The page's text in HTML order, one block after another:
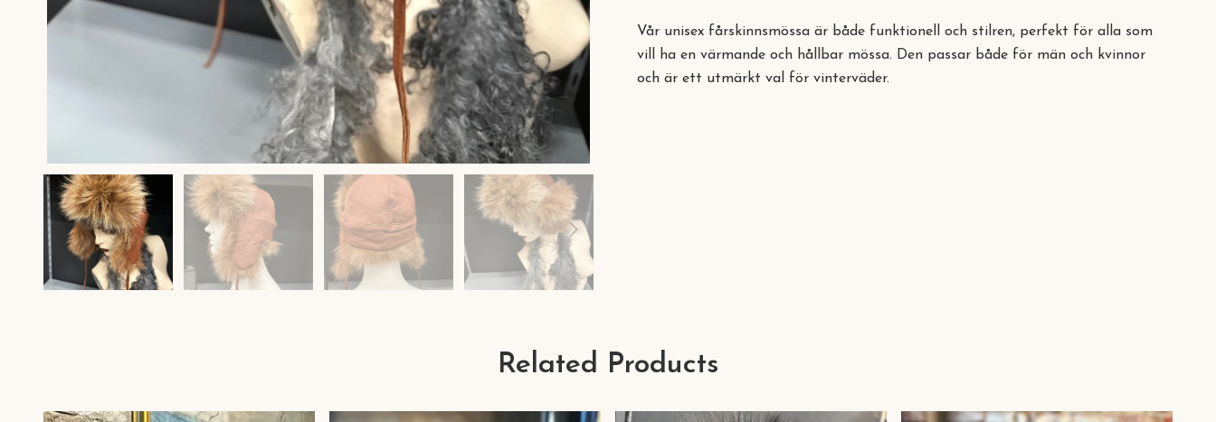
Vår unisex fårskinnsmössa är både funktionell och stilren, perfekt för alla som
vill ha en värmande och hållbar mössa. Den passar både för män och kvinnor
och är ett utmärkt val för vinterväder.
Related Products